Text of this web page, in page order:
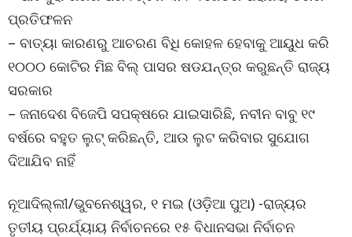
ପ୍ରତିଫଳନ
– ବାତ୍ୟା କାରଣରୁ ଆଚରଣ ବିଧି କୋହଳ ହେବାକୁ ଆୟୁଧ କରି
୧୦୦୦ କୋଟିର ମିଛ ବିଲ୍ ପାସର ଷଡଯନ୍ତ୍ର କରୁଛନ୍ତି ରାଜ୍ୟ
ସରକାର
– ଜନାଦେଶ ବିଜେପି ସପକ୍ଷରେ ଯାଇସାରିଛି, ନବୀନ ବାବୁ ୧୯
ବର୍ଷରେ ବହୁତ ଲୁଟ୍ କରିଛନ୍ତି, ଆଉ ଲୁଟ କରିବାର ସୁଯୋଗ
ଦିଆଯିବ ନାହିଁ
ନୂଆଦିଲ୍ଲୀ/ଭୁବନେଶ୍ୱର, ୧ ମଇ (ଓଡ଼ିଆ ପୁଅ) -ରାଜ୍ୟର
ତୃତୀୟ ପ୍ରର୍ଯ୍ୟାୟ ନିର୍ବାଚନରେ ୧୫ ବିଧାନସଭା ନିର୍ବାଚନ